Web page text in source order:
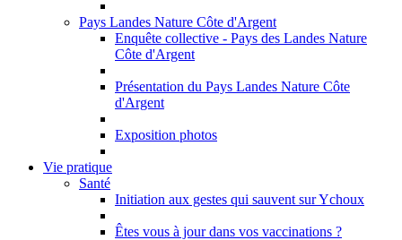
Pays Landes Nature Côte d'Argent
Enquête collective - Pays des Landes Nature
Côte d'Argent
Présentation du Pays Landes Nature Côte
d'Argent
Exposition photos
Vie pratique
Santé
Initiation aux gestes qui sauvent sur Ychoux
Êtes vous à jour dans vos vaccinations ?